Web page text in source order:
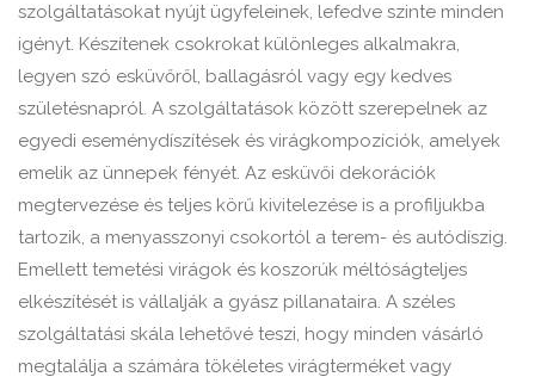
szolgáltatásokat nyújt ügyfeleinek, lefedve szinte minden
igényt. Készítenek csokrokat különleges alkalmakra,
legyen szó esküvőről, ballagásról vagy egy kedves
születésnapról. A szolgáltatások között szerepelnek az
egyedi eseménydíszítések és virágkompozíciók, amelyek
emelik az ünnepek fényét. Az esküvői dekorációk
megtervezése és teljes körű kivitelezése is a profiljukba
tartozik, a menyasszonyi csokortól a terem- és autódíszig.
Emellett temetési virágok és koszorúk méltóságteljes
elkészítését is vállalják a gyász pillanataira. A széles
szolgáltatási skála lehetővé teszi, hogy minden vásárló
megtalálja a számára tökéletes virágterméket vagy